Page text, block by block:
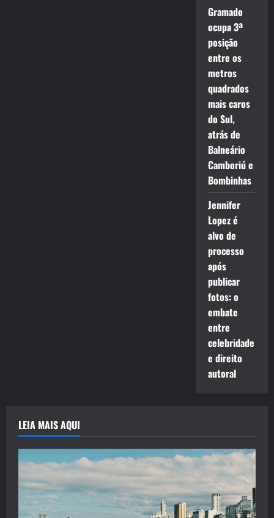
Gramado
ocupa 3ª
posição
entre os
metros
quadrados
mais caros
do Sul,
atrás de
Balneário
Camboriú e
Bombinhas
Jennifer
Lopez é
alvo de
processo
após
publicar
fotos: o
embate
entre
celebridade
e direito
autoral
LEIA MAIS AQUI